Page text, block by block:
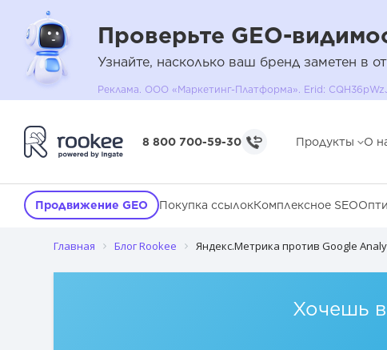
Проверьте GEO-
Узнайте, насколько ваш бренд заметен в
Реклама. ООО «Маркетинг-Платформа». Erid:
8 800 700-59-30 Продукты О
Продвижение GEO Покупка ссылокКомплексное SEO
Главная Блог Rookee Яндекс.Метрика против Google
Хочешь в
Настраиваем цели
Отслеживаем статистику по поддоменам
Электронная торговля